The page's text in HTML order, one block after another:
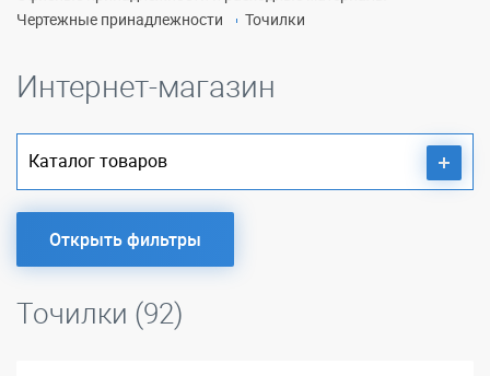
Чертежные принадлежности
Точилки
Интернет-магазин
Каталог товаров
Открыть фильтры
Точилки (92)